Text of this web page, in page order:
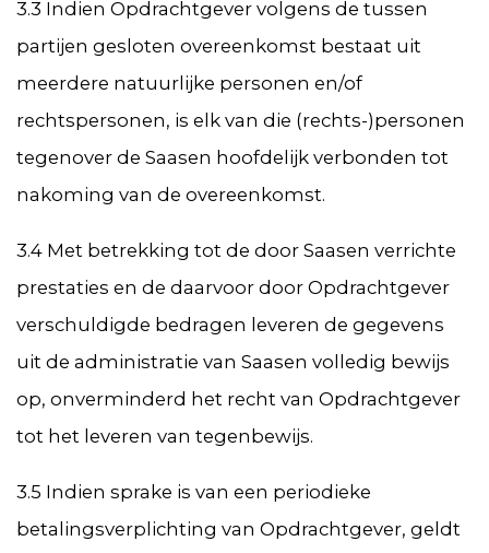
3.3 Indien Opdrachtgever volgens de tussen
partijen gesloten overeenkomst bestaat uit
meerdere natuurlijke personen en/of
rechtspersonen, is elk van die (rechts-)personen
tegenover de Saasen hoofdelijk verbonden tot
nakoming van de overeenkomst.
3.4 Met betrekking tot de door Saasen verrichte
prestaties en de daarvoor door Opdrachtgever
verschuldigde bedragen leveren de gegevens
uit de administratie van Saasen volledig bewijs
op, onverminderd het recht van Opdrachtgever
tot het leveren van tegenbewijs.
3.5 Indien sprake is van een periodieke
betalingsverplichting van Opdrachtgever, geldt